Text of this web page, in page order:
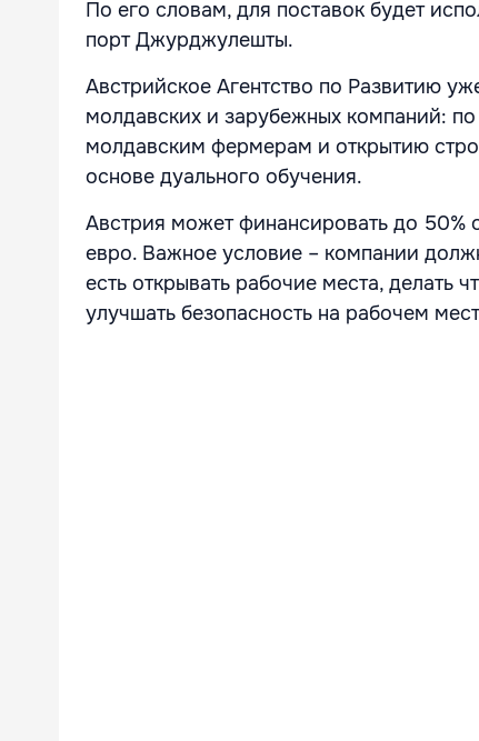
По его словам, для поставок будет
порт Джурджулешты.
Австрийское Агентство по Развитию
молдавских и зарубежных компаний:
молдавским фермерам и открытию
основе дуального обучения.
Австрия может финансировать до 50%
евро. Важное условие – компании
есть открывать рабочие места, делать
улучшать безопасность на рабочем